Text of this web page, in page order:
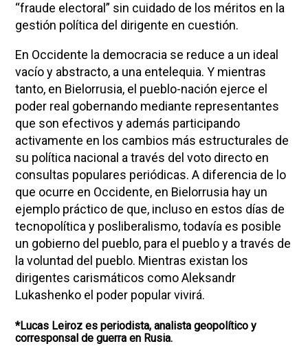
“fraude electoral” sin cuidado de los méritos en la
gestión política del dirigente en cuestión.
En Occidente la democracia se reduce a un ideal
vacío y abstracto, a una entelequia. Y mientras
tanto, en Bielorrusia, el pueblo-nación ejerce el
poder real gobernando mediante representantes
que son efectivos y además participando
activamente en los cambios más estructurales de
su política nacional a través del voto directo en
consultas populares periódicas. A diferencia de lo
que ocurre en Occidente, en Bielorrusia hay un
ejemplo práctico de que, incluso en estos días de
tecnopolítica y posliberalismo, todavía es posible
un gobierno del pueblo, para el pueblo y a través de
la voluntad del pueblo. Mientras existan los
dirigentes carismáticos como Aleksandr
Lukashenko el poder popular vivirá.
*Lucas Leiroz es periodista, analista geopolítico y
corresponsal de guerra en Rusia.